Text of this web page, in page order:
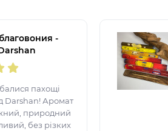
-
пахощі
Darshan! Аромат
природний
без різких